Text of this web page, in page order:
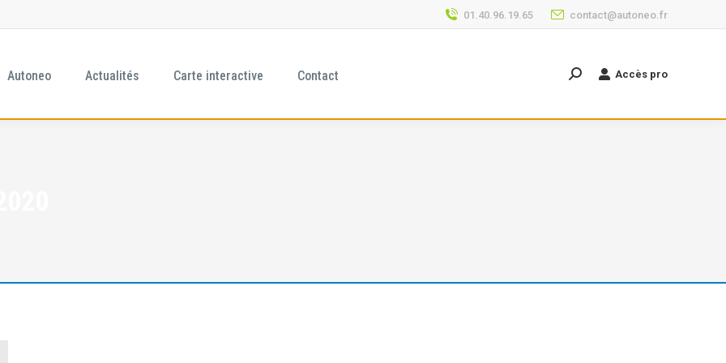
01.40.96.19.65 contact@autoneo.fr
Autoneo Actualités Carte interactive Contact
RechercheAccès pro